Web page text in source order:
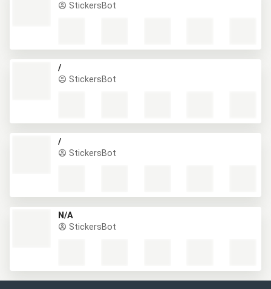
StickersBot
/
StickersBot
/
StickersBot
N/A
StickersBot